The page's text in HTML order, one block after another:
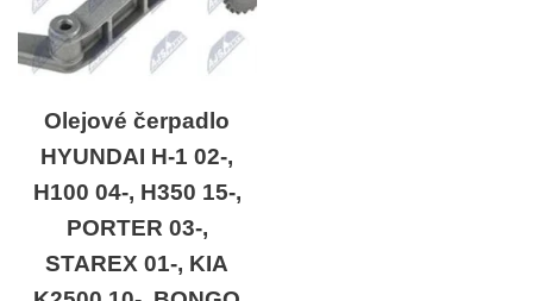
Olejové čerpadlo
HYUNDAI H-1 02-,
H100 04-, H350 15-,
PORTER 03-,
STAREX 01-, KIA